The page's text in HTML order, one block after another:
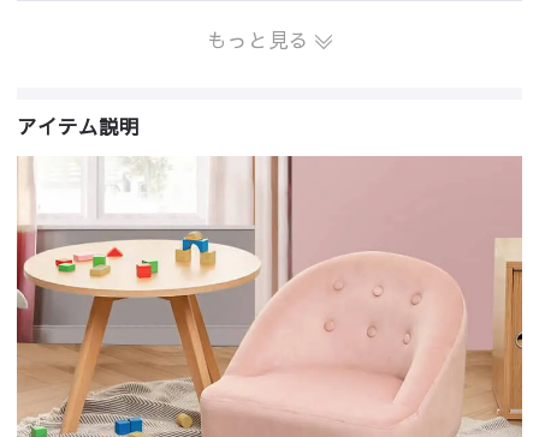
もっと見る
アイテム説明